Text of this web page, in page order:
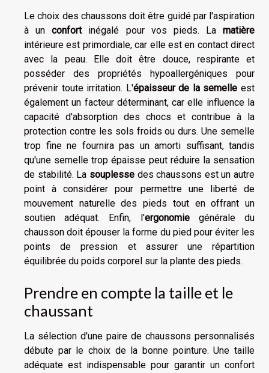
Le choix des chaussons doit être guidé par l'aspiration
à unconfortinégalé pour vos pieds. La matière
intérieure est primordiale, car elle est en contact direct
avec la peau. Elle doit être douce, respirante et
posséder des propriétés hypoallergéniques pour
prévenir toute irritation. L'épaisseur de la semelle est
également un facteur déterminant, car elle influence la
capacité d'absorption des chocs et contribue à la
protection contre les sols froids ou durs. Une semelle
trop fine ne fournira pas un amorti suffisant, tandis
qu'une semelle trop épaisse peut réduire la sensation
de stabilité. La souplessedes chaussons est un autre
point à considérer pour permettre une liberté de
mouvement naturelle des pieds tout en offrant un
soutien adéquat. Enfin, l'ergonomiegénérale du
chausson doit épouser la forme du pied pour éviter les
points de pression et assurer une répartition
équilibrée du poids corporel sur la plante des pieds.
Prendre en compte la taille et le
chaussant
La sélection d'une paire de chaussons personnalisés
débute par le choix de la bonne pointure. Une taille
adéquate est indispensable pour garantir un confort